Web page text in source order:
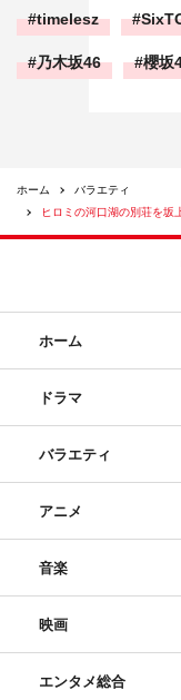
timelesz
乃木坂46 櫻坂
ホーム
バラエティ
ヒロミの河口湖の別荘を坂
ホーム
ドラマ
バラエティ
アニメ
音楽
映画
エンタメ総合